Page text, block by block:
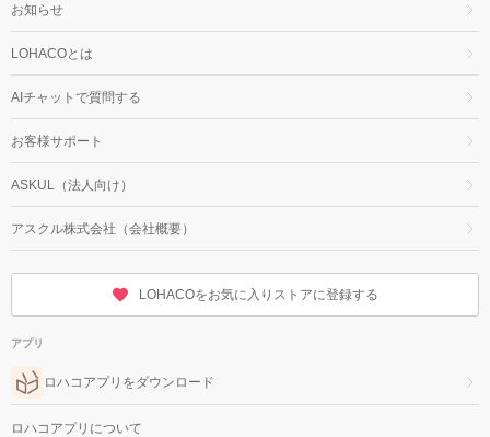
お知らせ
LOHACOとは
AIチャットで質問する
お客様サポート
ASKUL（法人向け）
アスクル株式会社（会社概要）
LOHACOをお気に入りストアに登録する
アプリ
ロハコアプリをダウンロード
ロハコアプリについて